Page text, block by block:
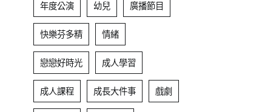
年度公演 幼兒 廣播節目
快樂芬多精 情緒
戀戀好時光 成人學習
成人課程 成長大件事 戲劇